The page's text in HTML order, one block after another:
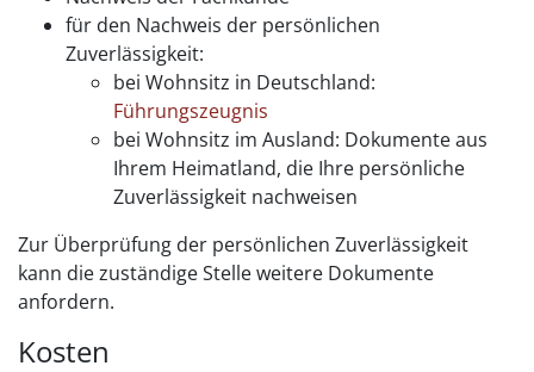
für den Nachweis der persönlichen
Zuverlässigkeit:
bei Wohnsitz in Deutschland:
Führungszeugnis
bei Wohnsitz im Ausland: Dokumente aus
Ihrem Heimatland, die Ihre persönliche
Zuverlässigkeit nachweisen
Zur Überprüfung der persönlichen Zuverlässigkeit
kann die zuständige Stelle weitere Dokumente
anfordern.
Kosten